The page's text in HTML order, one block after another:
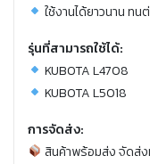
ใช้งานได้ยาวนาน ท
รุ่นที่สามารถใช้ได้:
KUBOTA L4708
KUBOTA L5018
การจัดส่ง:
สินค้าพร้อมส่ง จัดส่ง